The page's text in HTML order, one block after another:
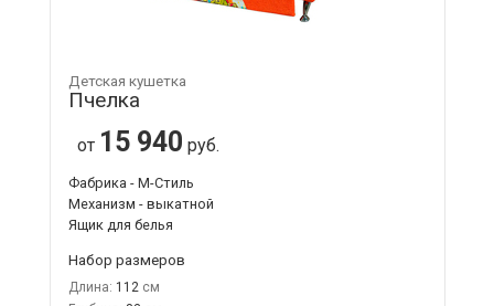
Детская кушетка
Пчелка
от 15 940 руб.
Фабрика - М-Стиль
Механизм - выкатной
Ящик для белья
Набор размеров
Длина: 112